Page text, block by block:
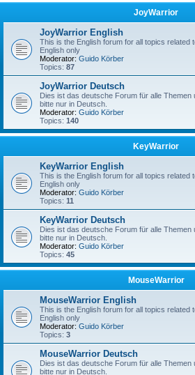
JoyWarrior
JoyWarrior English
This is the English forum for all topics related
English only
Moderator: Guido Körber
Topics: 87
JoyWarrior Deutsch
Dies ist das deutsche Forum für alle Themen
bitte nur in Deutsch.
Moderator: Guido Körber
Topics: 140
KeyWarrior
KeyWarrior English
This is the English forum for all topics related
English only
Moderator: Guido Körber
Topics: 11
KeyWarrior Deutsch
Dies ist das deutsche Forum für alle Themen
bitte nur in Deutsch.
Moderator: Guido Körber
Topics: 45
MouseWarrior
MouseWarrior English
This is the English forum for all topics related
English only
Moderator: Guido Körber
Topics: 3
MouseWarrior Deutsch
Dies ist das deutsche Forum für alle Themen
bitte nur in Deutsch.